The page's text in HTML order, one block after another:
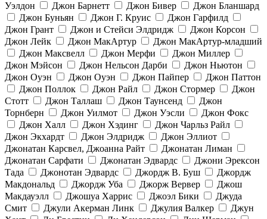
Уэлдон
Джон Барнетт Джон Бивер
Джон Бланшард
Джон Буньян
Джон Г. Круис
Джон Гарфилд
Джон Грант
Джон и Стейси Элдридж
Джон Корсон
Джон Лейк
Джон МакАртур
Джон МакАртур-младший
Джон Максвелл
Джон Мерфи
Джон Миллер
Джон Мэйсон
Джон Нельсон Дарби
Джон Ньютон
Джон Оуэн
Джон Оуэн Джон Пайпер
Джон Паттон
Джон Поллок
Джон Райл Джон Стормер
Джон
Стотт
Джон Таллаш Джон Таунсенд
Джон
Торнберн
Джон Уилмот Джон Уэсли
Джон Фокс
Джон Халл
Джон Хэдинг
Джон Чарльз Райл
Джон Экхардт
Джон Элдридж
Джон Эллиот
Джонатан Карсвел, Джоанна Райт
Джонатан Лиман
Джонатан Сарфати
Джонатан Эдвардс
Джони Эрексон
Тада
Джонотан Эдвардс Джордж В. Буш
Джордж
Макдональд
Джордж Уба Джорж Вервер
Джош
Макдауэлл
Джошуа Харрис Джоэл Бики
Джуда
Смит
Джули Акерман Линк Джулия Валкер
Джун